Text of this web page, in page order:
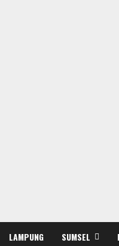
LAMPUNG SUMSEL